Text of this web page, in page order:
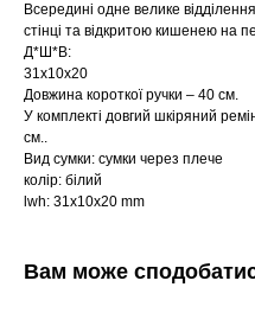
Всередині одне велике
стінці та відкритою кишенею на
Д*Ш*В:
31x10x20
Довжина короткої ручки – 40 см.
У комплекті довгий шкіряний
см..
Вид сумки: сумки через плече
колір: білий
lwh: 31x10x20 mm
Вам може